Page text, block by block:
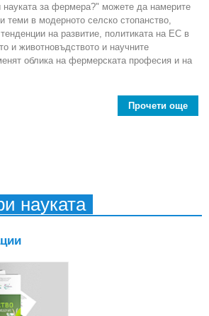
науката за фермера?" можете да намерите
теми в модерното селско стопанство,
на развитие, политиката на ЕС в
и животновъдството и научните
облика на фермерската професия и на
Прочети още
науката